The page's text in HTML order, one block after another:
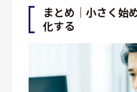
まとめ｜小さく始
化する